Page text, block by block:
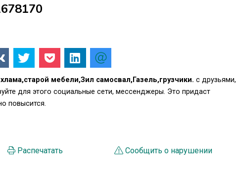
мебели,Зил самосвал,Газель,грузчики. с друзьями,
для этого социальные сети, мессенджеры. Это придаст
повысится.
Распечатать Сообщить о нарушении